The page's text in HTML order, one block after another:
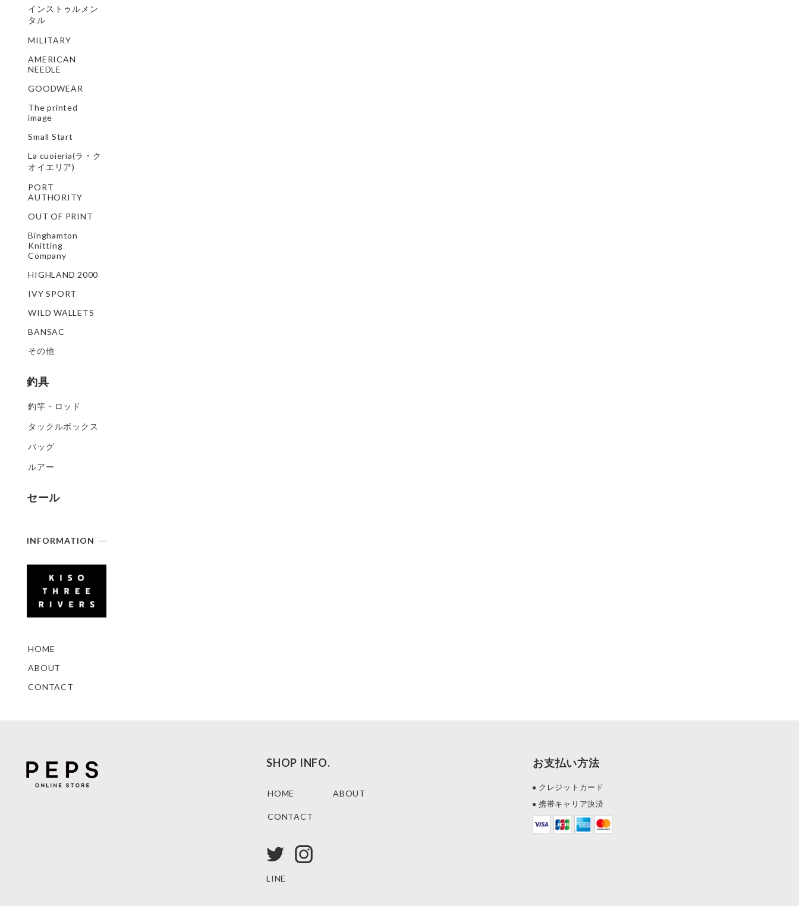
インストゥルメン
タル
MILITARY
AMERICAN
NEEDLE
GOODWEAR
The printed
image
Small Start
La cuoieria(ラ・ク
オイエリア)
PORT
AUTHORITY
OUT OF PRINT
Binghamton
Knitting
Company
HIGHLAND 2000
IVY SPORT
WILD WALLETS
BANSAC
その他
釣具
釣竿・ロッド
タックルボックス
バッグ
ルアー
セール
INFORMATION
HOME
ABOUT
CONTACT
SHOP INFO.
HOME ABOUT
CONTACT
LINE
お支払い方法
クレジットカード
携帯キャリア決済